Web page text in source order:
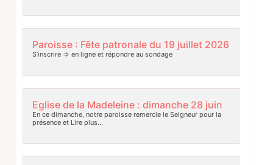
Paroisse : Fête patronale du 19 juillet 2026
S’inscrire => en ligne et répondre au sondage
Eglise de la Madeleine : dimanche 28 juin
En ce dimanche, notre paroisse remercie le Seigneur pour la
présence etLire plus…